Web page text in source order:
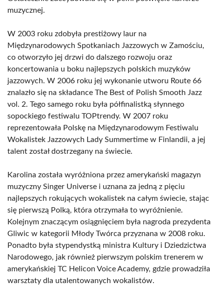
muzycznej.
W 2003 roku zdobyła prestiżowy laur na
Międzynarodowych Spotkaniach Jazzowych w Zamościu,
co otworzyło jej drzwi do dalszego rozwoju oraz
koncertowania u boku najlepszych polskich muzyków
jazzowych. W 2006 roku jej wykonanie utworu Route 66
znalazło się na składance The Best of Polish Smooth Jazz
vol. 2. Tego samego roku była półfinalistką słynnego
sopockiego festiwalu TOPtrendy. W 2007 roku
reprezentowała Polskę na Międzynarodowym Festiwalu
Wokalistek Jazzowych Lady Summertime w Finlandii, a jej
talent został dostrzegany na świecie.
Karolina została wyróżniona przez amerykański magazyn
muzyczny Singer Universe i uznana za jedną z pięciu
najlepszych rokujących wokalistek na całym świecie, stając
się pierwszą Polką, która otrzymała to wyróżnienie.
Kolejnym znaczącym osiągnięciem była nagroda prezydenta
Gliwic w kategorii Młody Twórca przyznana w 2008 roku.
Ponadto była stypendystką ministra Kultury i Dziedzictwa
Narodowego, jak również pierwszym polskim trenerem w
amerykańskiej TC Helicon Voice Academy, gdzie prowadziła
warsztaty dla utalentowanych wokalistów.